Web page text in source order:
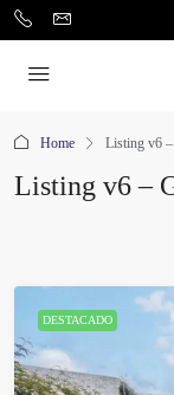
Home Listing v6
Listing v6 –
DESTACADO